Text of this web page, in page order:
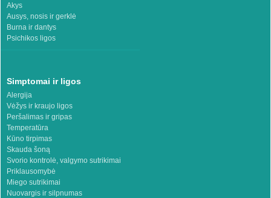
Akys
Ausys, nosis ir gerklė
Burna ir dantys
Psichikos ligos
Simptomai ir ligos
Alergija
Vėžys ir kraujo ligos
Peršalimas ir gripas
Temperatūra
Kūno tirpimas
Skauda šoną
Svorio kontrolė, valgymo sutrikimai
Priklausomybė
Miego sutrikimai
Nuovargis ir silpnumas